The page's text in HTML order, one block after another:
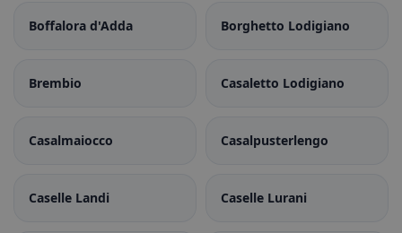
Boffalora d'Adda Borghetto Lodigiano
Brembio Casaletto Lodigiano
Casalmaiocco Casalpusterlengo
Caselle Landi Caselle Lurani